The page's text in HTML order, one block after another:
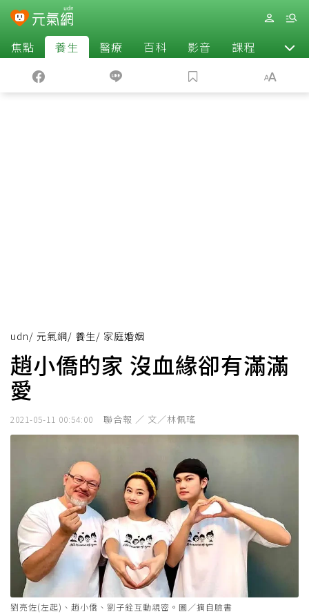
焦點 養生 醫療 百科 影音 課程 退休
udn/ 元氣網/ 養生/ 家庭婚姻
趙小僑的家 沒血緣卻有滿滿
愛
2021-05-11 00:54:00 聯合報 ／ 文／林佩瑤
劉亮佐(左起)、趙小僑、劉子銓互動親密。圖／摘自臉書